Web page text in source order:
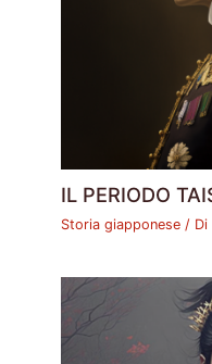
IL PERIODO
Storia giapponese / Di